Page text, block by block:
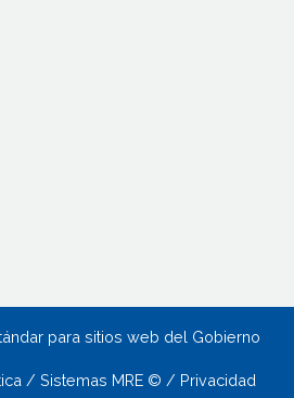
para sitios web del Gobierno
/ Sistemas MRE © / Privacidad